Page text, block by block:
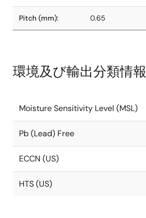
Pitch (mm): 0.65
環境及び輸出分類情報
Moisture Sensitivity Level (MSL)
Pb (Lead) Free
ECCN (US)
HTS (US)